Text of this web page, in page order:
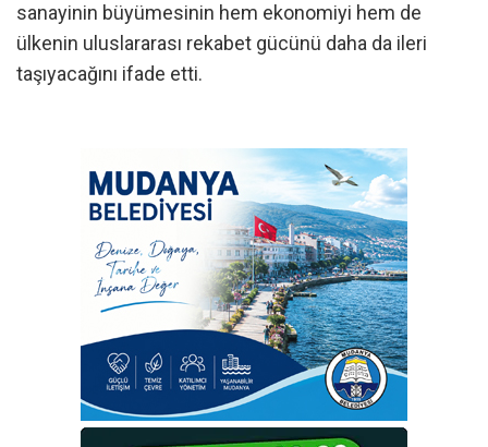
sanayinin büyümesinin hem ekonomiyi hem de
ülkenin uluslararası rekabet gücünü daha da ileri
taşıyacağını ifade etti.